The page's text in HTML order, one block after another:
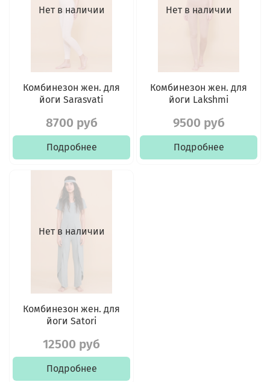
Нет в наличии
Комбинезон жен. для
йоги Sarasvati
8700 руб
Подробнее
Нет в наличии
Комбинезон жен. для
йоги Lakshmi
9500 руб
Подробнее
Нет в наличии
Комбинезон жен. для
йоги Satori
12500 руб
Подробнее